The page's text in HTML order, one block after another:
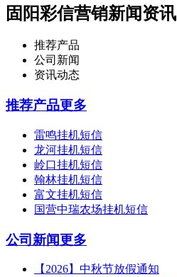
固阳彩信营销新闻资讯
推荐产品
公司新闻
资讯动态
推荐产品更多
雷鸣挂机短信
龙河挂机短信
岭口挂机短信
翰林挂机短信
富文挂机短信
国营中瑞农场挂机短信
公司新闻更多
【2026】中秋节放假通知